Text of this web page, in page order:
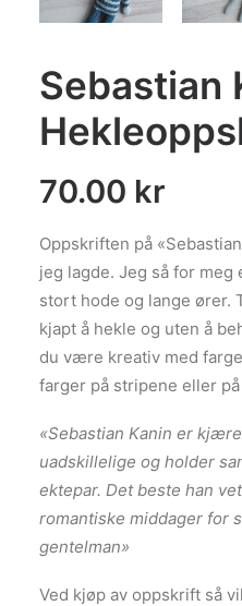
Sebastian
70.00 kr
Oppskriften på
jeg lagde. Jeg så for meg
stort hode og lange ører.
kjapt å hekle og uten å
du være kreativ med
farger på stripene eller
«Sebastian Kanin er
uadskillelige og holder
ektepar. Det beste han
romantiske middager for
gentelman»
Ved kjøp av oppskrift så